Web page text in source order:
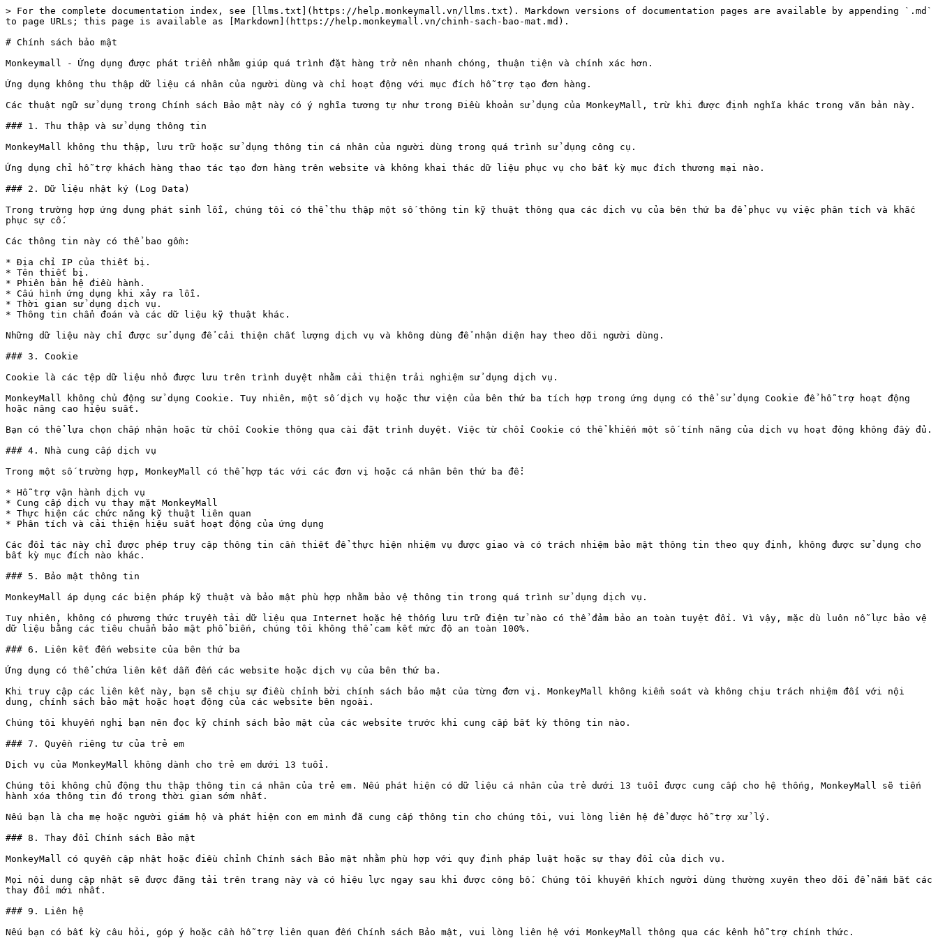
> For the complete documentation index, see [llms.txt](https://help.monkeymall.vn/llms.txt). Markdown versions of documentation pages are available by appending `.md`
to page URLs; this page is available as [Markdown](https://help.monkeymall.vn/chinh-sach-bao-mat.md).
# Chính sách bảo mật
Monkeymall - Ứng dụng được phát triển nhằm giúp quá trình đặt hàng trở nên nhanh chóng, thuận tiện và chính xác hơn.
Ứng dụng không thu thập dữ liệu cá nhân của người dùng và chỉ hoạt động với mục đích hỗ trợ tạo đơn hàng.
Các thuật ngữ sử dụng trong Chính sách Bảo mật này có ý nghĩa tương tự như trong Điều khoản sử dụng của MonkeyMall, trừ khi được định nghĩa khác trong văn bản này.
### 1. Thu thập và sử dụng thông tin
MonkeyMall không thu thập, lưu trữ hoặc sử dụng thông tin cá nhân của người dùng trong quá trình sử dụng công cụ.
Ứng dụng chỉ hỗ trợ khách hàng thao tác tạo đơn hàng trên website và không khai thác dữ liệu phục vụ cho bất kỳ mục đích thương mại nào.
### 2. Dữ liệu nhật ký (Log Data)
Trong trường hợp ứng dụng phát sinh lỗi, chúng tôi có thể thu thập một số thông tin kỹ thuật thông qua các dịch vụ của bên thứ ba để phục vụ việc phân tích và khắc
phục sự cố.
Các thông tin này có thể bao gồm:
* Địa chỉ IP của thiết bị.
* Tên thiết bị.
* Phiên bản hệ điều hành.
* Cấu hình ứng dụng khi xảy ra lỗi.
* Thời gian sử dụng dịch vụ.
* Thông tin chẩn đoán và các dữ liệu kỹ thuật khác.
Những dữ liệu này chỉ được sử dụng để cải thiện chất lượng dịch vụ và không dùng để nhận diện hay theo dõi người dùng.
### 3. Cookie
Cookie là các tệp dữ liệu nhỏ được lưu trên trình duyệt nhằm cải thiện trải nghiệm sử dụng dịch vụ.
MonkeyMall không chủ động sử dụng Cookie. Tuy nhiên, một số dịch vụ hoặc thư viện của bên thứ ba tích hợp trong ứng dụng có thể sử dụng Cookie để hỗ trợ hoạt động
hoặc nâng cao hiệu suất.
Bạn có thể lựa chọn chấp nhận hoặc từ chối Cookie thông qua cài đặt trình duyệt. Việc từ chối Cookie có thể khiến một số tính năng của dịch vụ hoạt động không đầy đủ.
### 4. Nhà cung cấp dịch vụ
Trong một số trường hợp, MonkeyMall có thể hợp tác với các đơn vị hoặc cá nhân bên thứ ba để:
* Hỗ trợ vận hành dịch vụ
* Cung cấp dịch vụ thay mặt MonkeyMall
* Thực hiện các chức năng kỹ thuật liên quan
* Phân tích và cải thiện hiệu suất hoạt động của ứng dụng
Các đối tác này chỉ được phép truy cập thông tin cần thiết để thực hiện nhiệm vụ được giao và có trách nhiệm bảo mật thông tin theo quy định, không được sử dụng cho
bất kỳ mục đích nào khác.
### 5. Bảo mật thông tin
MonkeyMall áp dụng các biện pháp kỹ thuật và bảo mật phù hợp nhằm bảo vệ thông tin trong quá trình sử dụng dịch vụ.
Tuy nhiên, không có phương thức truyền tải dữ liệu qua Internet hoặc hệ thống lưu trữ điện tử nào có thể đảm bảo an toàn tuyệt đối. Vì vậy, mặc dù luôn nỗ lực bảo vệ
dữ liệu bằng các tiêu chuẩn bảo mật phổ biến, chúng tôi không thể cam kết mức độ an toàn 100%.
### 6. Liên kết đến website của bên thứ ba
Ứng dụng có thể chứa liên kết dẫn đến các website hoặc dịch vụ của bên thứ ba.
Khi truy cập các liên kết này, bạn sẽ chịu sự điều chỉnh bởi chính sách bảo mật của từng đơn vị. MonkeyMall không kiểm soát và không chịu trách nhiệm đối với nội
dung, chính sách bảo mật hoặc hoạt động của các website bên ngoài.
Chúng tôi khuyến nghị bạn nên đọc kỹ chính sách bảo mật của các website trước khi cung cấp bất kỳ thông tin nào.
### 7. Quyền riêng tư của trẻ em
Dịch vụ của MonkeyMall không dành cho trẻ em dưới 13 tuổi.
Chúng tôi không chủ động thu thập thông tin cá nhân của trẻ em. Nếu phát hiện có dữ liệu cá nhân của trẻ dưới 13 tuổi được cung cấp cho hệ thống, MonkeyMall sẽ tiến
hành xóa thông tin đó trong thời gian sớm nhất.
Nếu bạn là cha mẹ hoặc người giám hộ và phát hiện con em mình đã cung cấp thông tin cho chúng tôi, vui lòng liên hệ để được hỗ trợ xử lý.
### 8. Thay đổi Chính sách Bảo mật
MonkeyMall có quyền cập nhật hoặc điều chỉnh Chính sách Bảo mật nhằm phù hợp với quy định pháp luật hoặc sự thay đổi của dịch vụ.
Mọi nội dung cập nhật sẽ được đăng tải trên trang này và có hiệu lực ngay sau khi được công bố. Chúng tôi khuyến khích người dùng thường xuyên theo dõi để nắm bắt các
thay đổi mới nhất.
### 9. Liên hệ
Nếu bạn có bất kỳ câu hỏi, góp ý hoặc cần hỗ trợ liên quan đến Chính sách Bảo mật, vui lòng liên hệ với MonkeyMall thông qua các kênh hỗ trợ chính thức.